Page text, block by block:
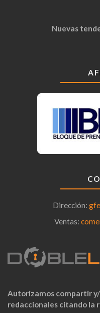
Nuevas
Dirección:
Ventas:
Autorizamos compartir
redaccionales citando la